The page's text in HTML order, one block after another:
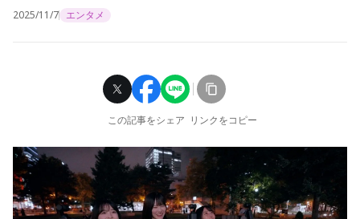
2025/11/7 エンタメ
この記事をシェア リンクをコピー